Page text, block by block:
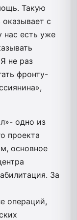
Такую
с
нас есть уже
не раз
фронту-
одно из
проекта
основное
За
операций,